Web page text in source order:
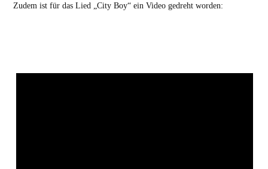
Zudem ist für das Lied „City Boy“ ein Video gedreht worden: